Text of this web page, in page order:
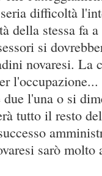
difficoltà
della stessa fa
si
novaresi. La
due l'una o si
tutto il resto
sarò molto